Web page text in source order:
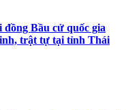
Bầu cử quốc gia
trật tự tại tỉnh Thái